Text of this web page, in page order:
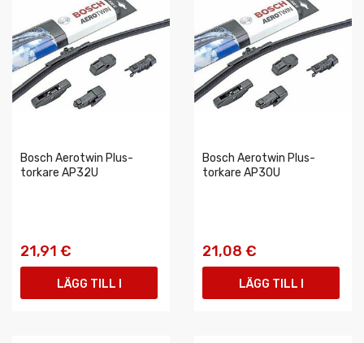
Bosch Aerotwin Plus-
torkare AP32U
21,91 €
LÄGG TILL I
Bosch Aerotwin Plus-
torkare AP30U
21,08 €
LÄGG TILL I